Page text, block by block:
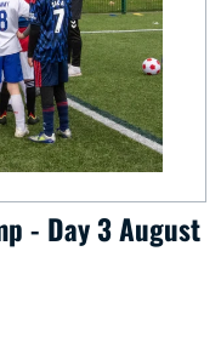
- Day 3 August